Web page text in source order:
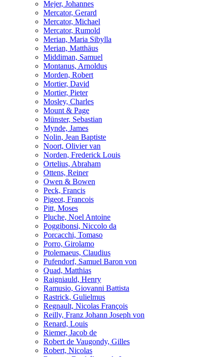
Mejer, Johannes
Mercator, Gerard
Mercator, Michael
Mercator, Rumold
Merian, Maria Sibylla
Merian, Matthäus
Middiman, Samuel
Montanus, Arnoldus
Morden, Robert
Mortier, David
Mortier, Pieter
Mosley, Charles
Mount & Page
Münster, Sebastian
Mynde, James
Nolin, Jean Baptiste
Noort, Olivier van
Norden, Frederick Louis
Ortelius, Abraham
Ottens, Reiner
Owen & Bowen
Peck, Francis
Pigeot, Francois
Pitt, Moses
Pluche, Noel Antoine
Poggibonsi, Niccolo da
Porcacchi, Tomaso
Porro, Girolamo
Ptolemaeus, Claudius
Pufendorf, Samuel Baron von
Quad, Matthias
Raigniauld, Henry
Ramusio, Giovanni Battista
Rastrick, Gulielmus
Regnault, Nicolas François
Reilly, Franz Johann Joseph von
Renard, Louis
Riemer, Jacob de
Robert de Vaugondy, Gilles
Robert, Nicolas